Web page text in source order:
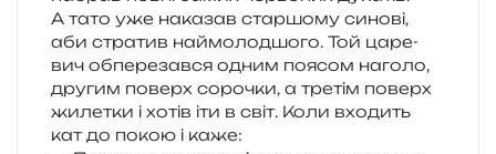
А тато уже нака­зав стар­шо­му сино­ві,
аби стра­тив най­мо­лод­шо­го. Той царе­
вич обпе­ре­зав­ся одним поясом наго­ло,
дру­гим поверх соро­чки, а тре­тім поверх
жиле­тки і хотів іти в світ. Коли вхо­дить
кат до покою і каже: